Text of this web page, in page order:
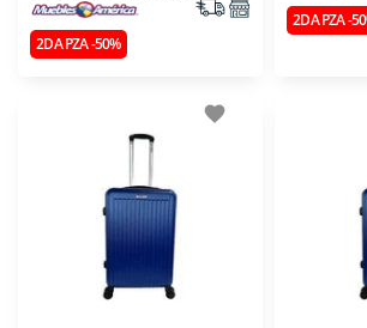
2DA PZA -50%
2DA PZA -
favorite